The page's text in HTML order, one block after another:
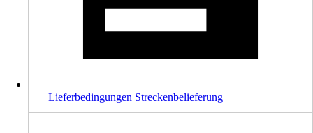
Lieferbedingungen Streckenbelieferung